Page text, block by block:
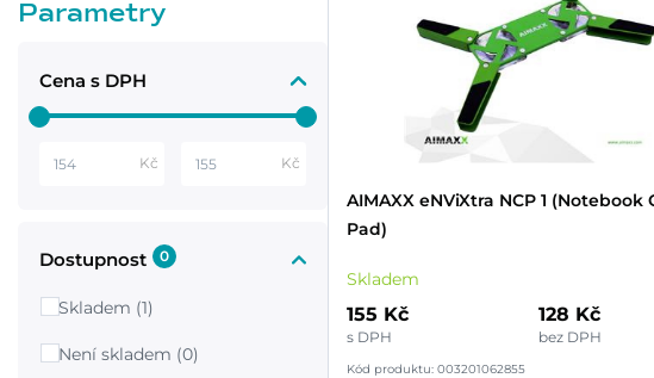
Parametry
Cena s DPH
Kč Kč
Dostupnost 0
Skladem (1)
Není skladem (0)
AIMAXX eNViXtra NCP 1 (Notebook
Pad)
Skladem
155 Kč
s DPH
128 Kč
bez DPH
Kód produktu: 003201062855